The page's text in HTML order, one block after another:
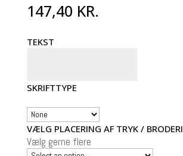
147,40 KR.
TEKST
SKRIFTTYPE
VÆLG PLACERING AF TRYK / BRODERI
Vælg gerne flere